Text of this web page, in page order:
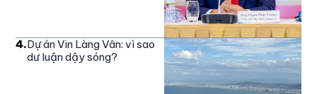
4.Dự án Vin Làng Vân: vì sao
dư luận dậy sóng?